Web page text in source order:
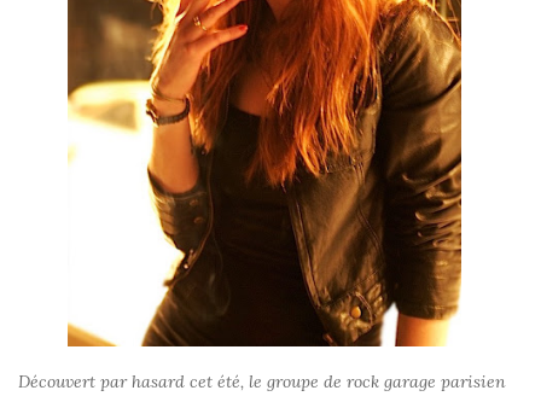
Découvert par hasard cet été, le groupe de rock garage parisien